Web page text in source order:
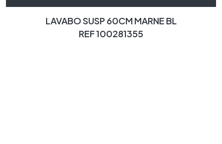
LAVABO SUSP 60CM MARNE BL
REF 100281355